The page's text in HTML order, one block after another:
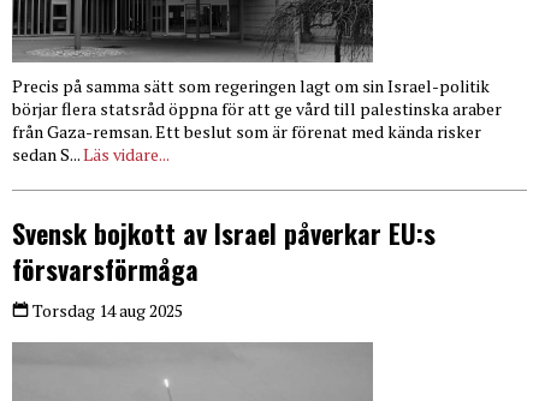
Precis på samma sätt som regeringen lagt om sin Israel-politik
börjar flera statsråd öppna för att ge vård till palestinska araber
från Gaza-remsan. Ett beslut som är förenat med kända risker
sedan S...Läs vidare...
Svensk bojkott av Israel påverkar EU:s
försvarsförmåga
Torsdag 14 aug 2025